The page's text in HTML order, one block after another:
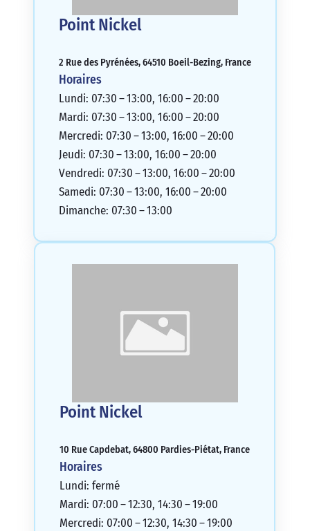
Point Nickel
2 Rue des Pyrénées, 64510 Boeil-Bezing, France
Horaires
Lundi: 07:30 – 13:00, 16:00 – 20:00
Mardi: 07:30 – 13:00, 16:00 – 20:00
Mercredi: 07:30 – 13:00, 16:00 – 20:00
Jeudi: 07:30 – 13:00, 16:00 – 20:00
Vendredi: 07:30 – 13:00, 16:00 – 20:00
Samedi: 07:30 – 13:00, 16:00 – 20:00
Dimanche: 07:30 – 13:00
Point Nickel
10 Rue Capdebat, 64800 Pardies-Piétat, France
Horaires
Lundi: fermé
Mardi: 07:00 – 12:30, 14:30 – 19:00
Mercredi: 07:00 – 12:30, 14:30 – 19:00